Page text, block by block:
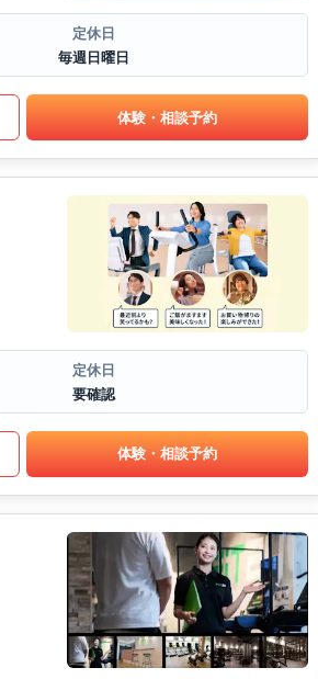
定休日
毎週日曜日
体験・相談予約
定休日
要確認
体験・相談予約